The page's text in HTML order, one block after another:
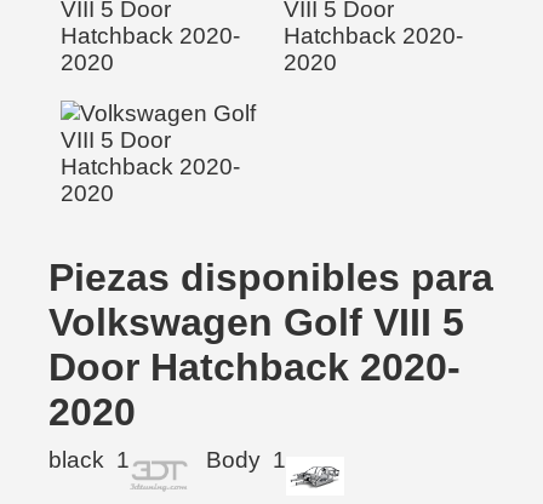
Piezas disponibles para
Volkswagen Golf VIII 5
Door Hatchback 2020-
2020
black 1 Body 1